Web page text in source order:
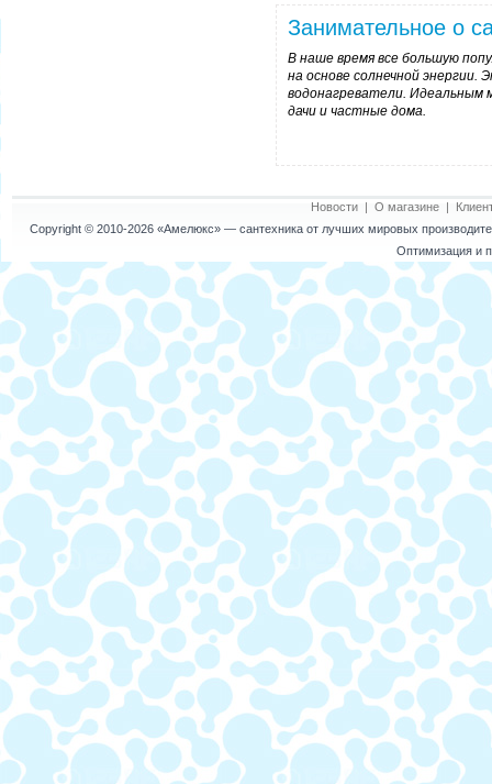
Занимательное о
В наше время все большую
на основе солнечной
водонагреватели. Идеальным
дачи и частные дома.
Новости| О магазине|
Copyright © 2010-2026 «Амелюкс»— сантехника от лучших мировых
Оптимизация и